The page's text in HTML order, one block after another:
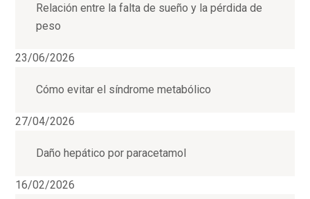
Relación entre la falta de sueño y la pérdida de
peso
23/06/2026
Cómo evitar el síndrome metabólico
27/04/2026
Daño hepático por paracetamol
16/02/2026